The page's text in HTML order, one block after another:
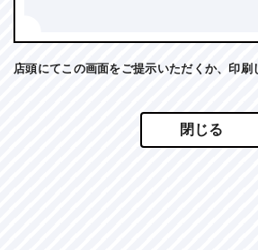
店頭にてこの画面をご提示いただくか、印刷
閉じる